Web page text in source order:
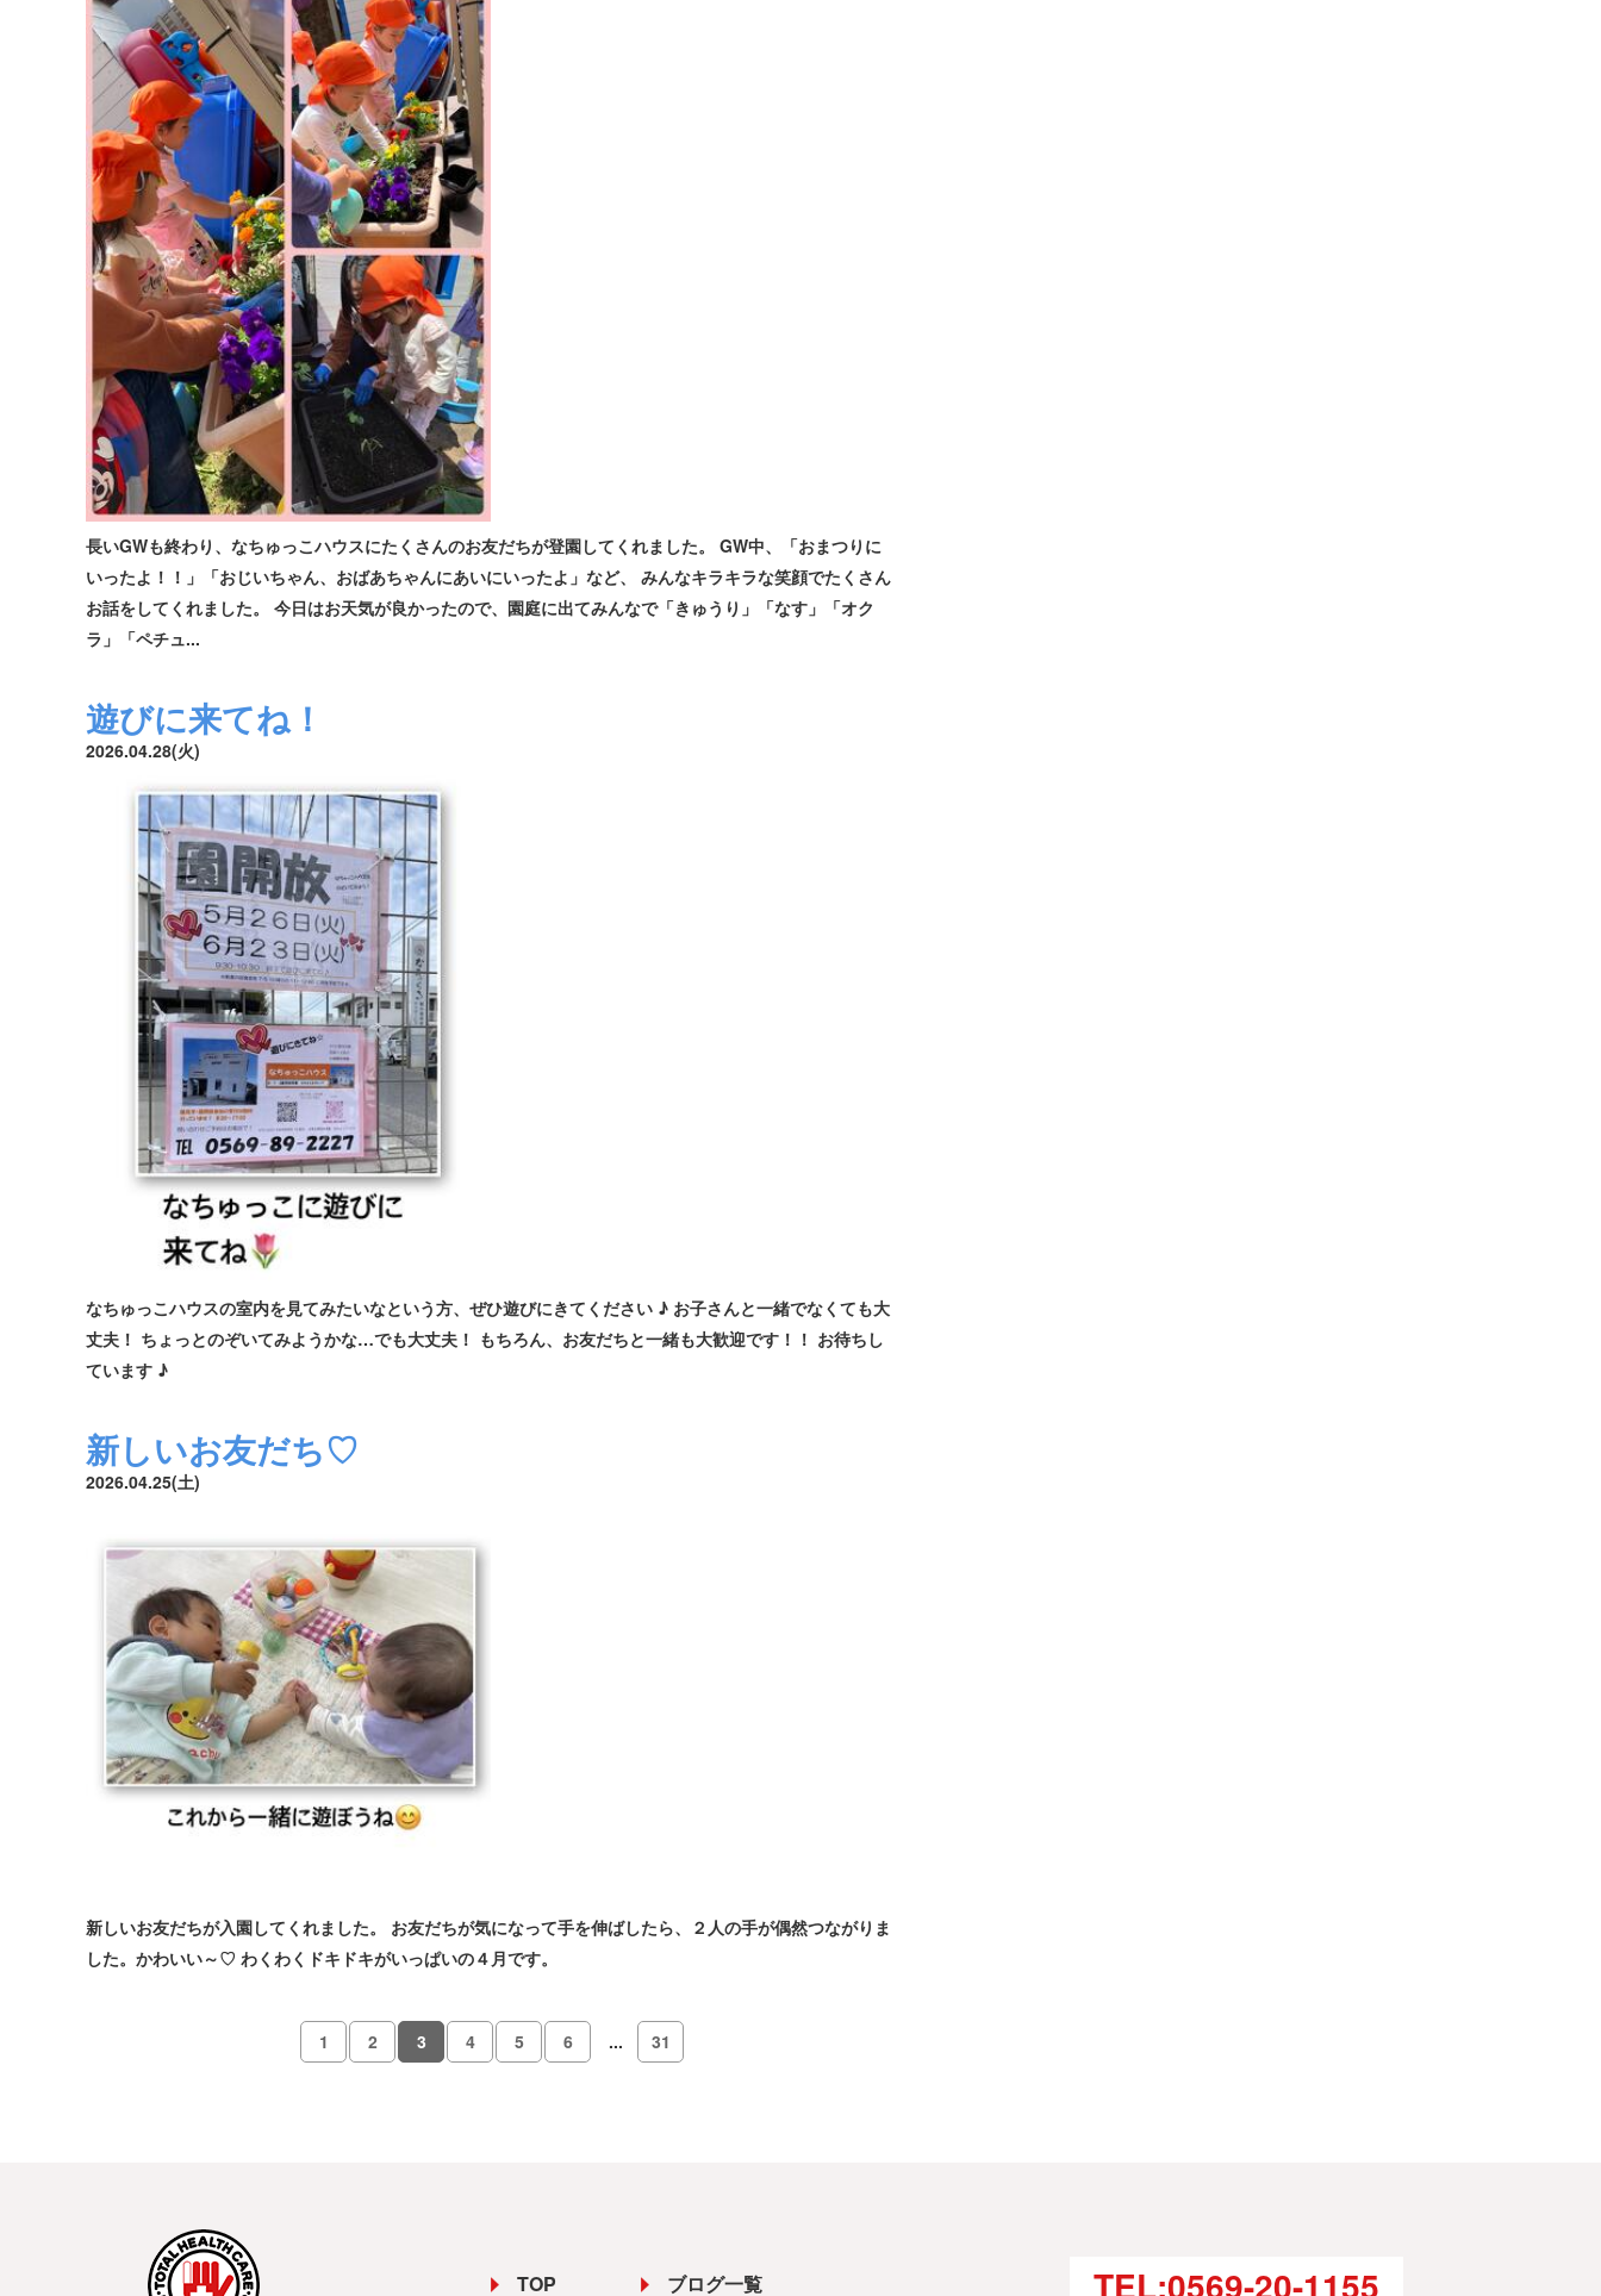
長いGWも終わり、なちゅっこハウスにたくさんのお友だちが登園してくれました。 GW中、「おまつりに
いったよ！！」「おじいちゃん、おばあちゃんにあいにいったよ」など、 みんなキラキラな笑顔でたくさん
お話をしてくれました。 今日はお天気が良かったので、園庭に出てみんなで「きゅうり」「なす」「オク
ラ」「ペチュ...
遊びに来てね！
2026.04.28(火)
なちゅっこハウスの室内を見てみたいなという方、ぜひ遊びにきてください ♪ お子さんと一緒でなくても大
丈夫！ ちょっとのぞいてみようかな…でも大丈夫！ もちろん、お友だちと一緒も大歓迎です！！ お待ちし
ています ♪
新しいお友だち♡
2026.04.25(土)
新しいお友だちが入園してくれました。 お友だちが気になって手を伸ばしたら、２人の手が偶然つながりま
した。かわいい～♡ わくわくドキドキがいっぱいの４月です。
1 2 3 4 5 6 ... 31
TOP ブログ一覧 TEL:0569-20-1155